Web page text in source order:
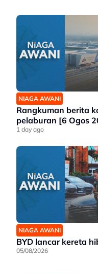
NIAGA AWANI
Rangkuman berita
pelaburan [6 Ogos
1 day ago
NIAGA AWANI
BYD lancar kereta
05/08/2026